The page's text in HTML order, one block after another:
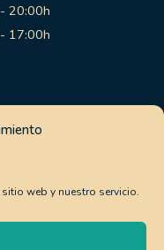
web y nuestro servicio.
20:00h
17:00h